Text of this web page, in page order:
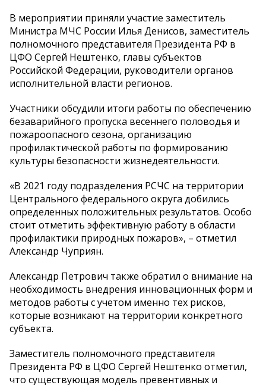
В мероприятии приняли участие заместитель
Министра МЧС России Илья Денисов, заместитель
полномочного представителя Президента РФ в
ЦФО Сергей Нештенко, главы субъектов
Российской Федерации, руководители органов
исполнительной власти регионов.
Участники обсудили итоги работы по обеспечению
безаварийного пропуска весеннего половодья и
пожароопасного сезона, организацию
профилактической работы по формированию
культуры безопасности жизнедеятельности.
«В 2021 году подразделения РСЧС на территории
Центрального федерального округа добились
определенных положительных результатов. Особо
стоит отметить эффективную работу в области
профилактики природных пожаров», – отметил
Александр Чуприян.
Александр Петрович также обратил о внимание на
необходимость внедрения инновационных форм и
методов работы с учетом именно тех рисков,
которые возникают на территории конкретного
субъекта.
Заместитель полномочного представителя
Президента РФ в ЦФО Сергей Нештенко отметил,
что существующая модель превентивных и